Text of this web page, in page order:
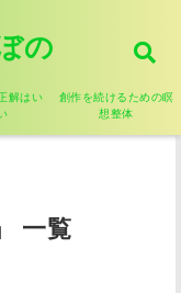
の
解はい
創作を続けるための瞑
想整体
一覧